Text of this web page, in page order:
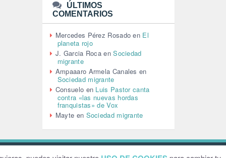
MEMORIA HISTÓRICA (232)
MONARQUÍA (26)
NATURALEZA (1)
PALESTINA (8)
PARTICIPACIÓN CIUDADANA (392)
PAZ (2)
PENSIONES (12)
PEPE MUJICA (2)
PESCADORES (1)
POBREZA (2)
POLÍTICA INTERNACIONAL (367)
POLÍTICA VALENCIA (357)
ÚLTIMOS
COMENTARIOS
Mercedes Pérez Rosado en El
planeta rojo
J. Garcia Roca enSociedad
migrante
Ampaaaro Armela Canales en
Sociedad migrante
Consuelo en Luis Pastor canta
contra «las nuevas hordas
franquistas» de Vox
Mayte en Sociedad migrante